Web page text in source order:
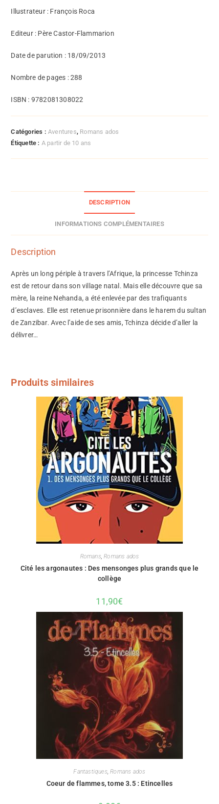
Illustrateur : François Roca
Editeur : Père Castor-Flammarion
Date de parution : 18/09/2013
Nombre de pages : 288
ISBN : 9782081308022
Catégories : Aventures, Romans ados
Étiquette : A partir de 10 ans
DESCRIPTION
INFORMATIONS COMPLÉMENTAIRES
Description
Après un long périple à travers l’Afrique, la princesse Tchinza
est de retour dans son village natal. Mais elle découvre que sa
mère, la reine Nehanda, a été enlevée par des trafiquants
d’esclaves. Elle est retenue prisonnière dans le harem du sultan
de Zanzibar. Avec l’aide de ses amis, Tchinza décide d’aller la
délivrer…
Produits similaires
Romans,Romans ados
Cité les argonautes : Des mensonges plus grands que le
collège
11,90€
Fantastiques,Romans ados
Coeur de flammes, tome 3.5 : Etincelles